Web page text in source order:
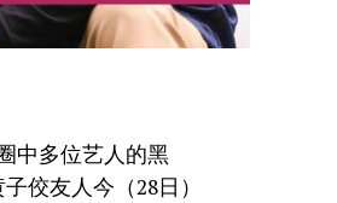
中多位艺人的黑
佼友人今（28日）